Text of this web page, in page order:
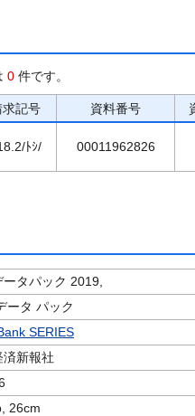
0 件です。
求記号 資料番号
ﾄｼ/ 00011962826
タパック 2019,
ータ パック
SERIES
済新報社
26cm